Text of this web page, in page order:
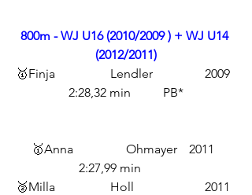
800m - WJ U16 (2010/2009 ) + WJ U14
(2012/2011)
🥇Finja		Lendler		2009
2:28,32 min 	PB*
🥇Anna		Ohmayer	2011
🥈Milla		Holl			2011